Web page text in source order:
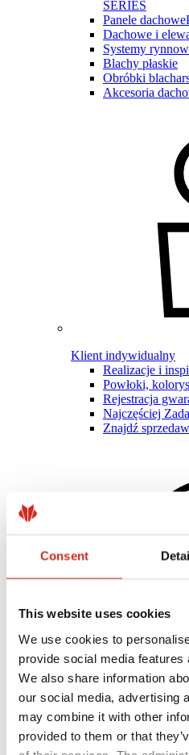
Consent
This website uses cookies
We use cookies to
provide social media features
We also share information
our social media, advertising
may combine it with other
provided to them or that
SERIES
Panele dachowe
Dachowe i
Systemy
Blachy płaskie
Obróbki
Akcesoria
Klient indywidualny
Realizacje i
Powłoki,
Rejestracja
Najczęściej
Znajdź
Pomocne linki
Powłoki,
Rejestracja
Realizacje i
Pliki do pobrania